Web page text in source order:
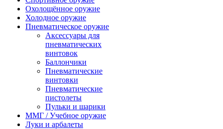
Охолощённое оружие
Холодное оружие
Пневматическое оружие
Аксессуары для
пневматических
винтовок
Баллончики
Пневматические
винтовки
Пневматические
пистолеты
Пульки и шарики
ММГ / Учебное оружие
Луки и арбалеты